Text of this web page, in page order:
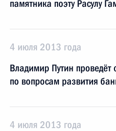
памятника поэту Расулу
4 июля 2013 года
Владимир Путин проведёт
по вопросам развития
4 июля 2013 года